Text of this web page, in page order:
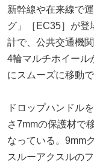
新幹線や在来線で
グ」［EC35］が登
計で、公共交通機
4輪マルチホイール
にスムーズに移動で
ドロップハンドル
さ7mmの保護材で
なっている。9mm
スルーアクスルの